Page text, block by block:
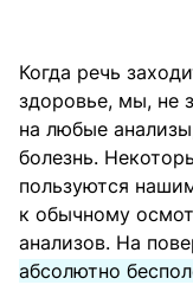
Когда речь
здоровье, мы, не
на любые
болезнь.
пользуются
к обычному
анализов. На
абсолютно